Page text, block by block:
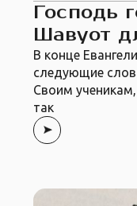
Господь
Шавуот
В конце
следующие
Своим
так